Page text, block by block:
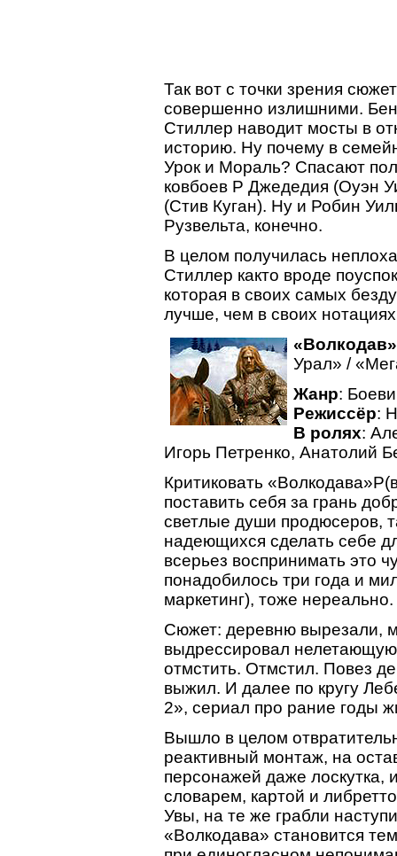
Так вот с точки зрения
совершенно излишними.
Стиллер наводит мосты в
историю. Ну почему в
Урок и Мораль? Спасают
ковбоев P Джедедия (Оуэн
(Стив Куган). Ну и Робин
Рузвельта, конечно.
В целом получилась
Стиллер както вроде
которая в своих самых
лучше, чем в своих
«Волкодав»
Урал» /
Жанр:
Режиссёр:
В ролях:
Игорь Петренко, Анатолий
Критиковать
поставить себя за грань
светлые души продюсеров,
надеющихся сделать себе
всерьез воспринимать это
понадобилось три года и
маркетинг), тоже
Сюжет: деревню вырезали,
выдрессировал
отмстить. Отмстил. Повез
выжил. И далее по кругу
2», сериал про рание годы
Вышло в целом
реактивный монтаж, на
персонажей даже лоскутка,
словарем, картой и
Увы, на те же грабли
«Волкодава» становится